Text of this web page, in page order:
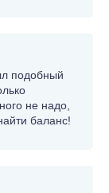
подобный
не надо,
баланс!